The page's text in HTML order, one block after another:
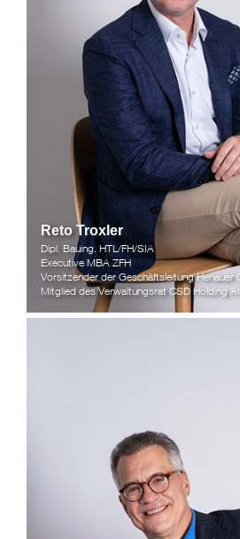
Reto Troxler
Dipl. Bauing. HTL/FH/SIA
Executive MBA ZFH
Vorsitzender der Geschäftsleitung Henauer
Mitglied des Verwaltungsrat CSD Holding